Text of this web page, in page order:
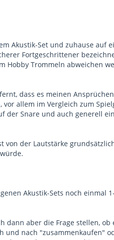
Akustik-Set und zuhause auf
Fortgeschrittener
Hobby Trommeln abweichen
dass es meinen
allem im Vergleich zum
der Snare und auch generell
von der Lautstärke
Akustik-Sets noch einmal
dann aber die Frage stellen, ob
und nach "zusammenkaufen"